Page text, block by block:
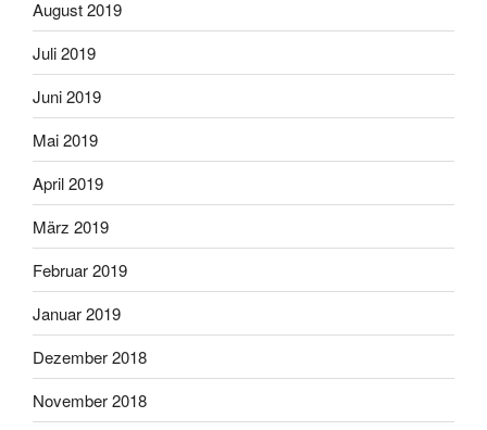
August 2019
Juli 2019
Juni 2019
Mai 2019
April 2019
März 2019
Februar 2019
Januar 2019
Dezember 2018
November 2018